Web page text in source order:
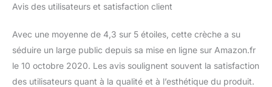
Avis des utilisateurs et satisfaction client
Avec une moyenne de 4,3 sur 5 étoiles, cette crèche a su
séduire un large public depuis sa mise en ligne sur Amazon.fr
le 10 octobre 2020. Les avis soulignent souvent la satisfaction
des utilisateurs quant à la qualité et à l’esthétique du produit.